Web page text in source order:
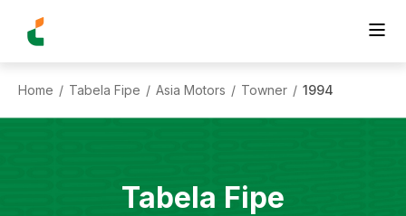
Home / Tabela Fipe / Asia Motors / Towner / 1994
Tabela Fipe